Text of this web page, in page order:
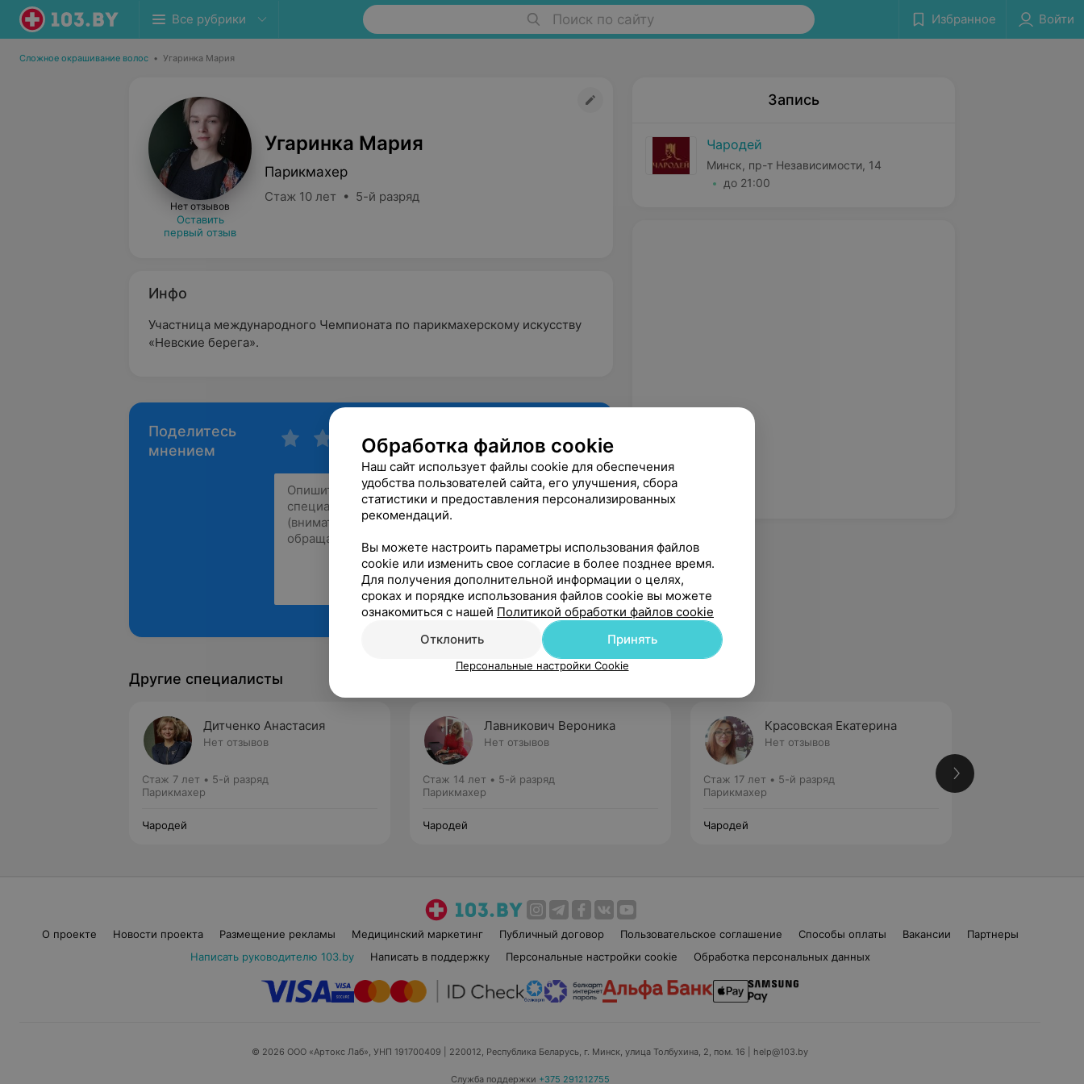
Все рубрики Поиск по сайту Избранное Войти
Сложное окрашивание волос • Угаринка Мария
Нет отзывов
Оставить
первый отзыв
Угаринка Мария
Парикмахер
Стаж 10 лет • 5-й разряд
Инфо
Участница международного Чемпионата по парикмахерскому искусству
«Невские берега».
Поделитесь
мнением
Рекомендую
Запись
Чародей
Минск, пр-т Независимости, 14
до 21:00
Другие специалисты
Дитченко Анастасия
Нет отзывов
Стаж 7 лет • 5-й разряд
Парикмахер
Чародей
Лавникович Вероника
Нет отзывов
Стаж 14 лет • 5-й разряд
Парикмахер
Чародей
Красовская Екатерина
Нет отзывов
Стаж 17 лет • 5-й разряд
Парикмахер
Чародей
О проекте Новости проекта Размещение рекламы Медицинский маркетинг Публичный договор Пользовательское соглашение Способы оплаты Вакансии
Партнеры
Написать руководителю 103.by
Написать в поддержку Персональные настройки cookie Обработка персональных данных
© 2026 ООО «Артокс Лаб», УНП 191700409 | 220012, Республика Беларусь, г. Минск, улица Толбухина, 2, пом. 16 | help@103.by
Служба поддержки +375 291212755
Обработка файлов cookie
Наш сайт использует файлы cookie для обеспечения
удобства пользователей сайта, его улучшения, сбора
статистики и предоставления персонализированных
рекомендаций.
Вы можете настроить параметры использования файлов
cookie или изменить свое согласие в более позднее время.
Для получения дополнительной информации о целях,
сроках и порядке использования файлов cookie вы можете
ознакомиться с нашей Политикой обработки файлов cookie
Отклонить
Принять
Персональные настройки Cookie